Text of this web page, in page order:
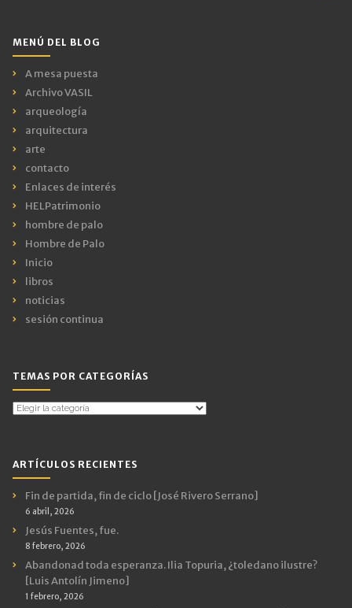
MENÚ DEL BLOG
A mesa puesta
Archivo VASIL
arqueología
arquitectura
arte
contacto
Enlaces de interés
HELPatrimonio
hombre de palo
Hombre de Palo
Inicio
libros
noticias
sesión continua
TEMAS POR CATEGORÍAS
Temas
ARTÍCULOS RECIENTES
Fin de partida, fin de ciclo [José Rivero Serrano]
6 abril, 2026
Jesús Fuentes, fue.
8 febrero, 2026
Abandonad toda esperanza. Ilia Topuria, ¿toledano ilustre?
[Luis Antolín Jimeno]
1 febrero, 2026